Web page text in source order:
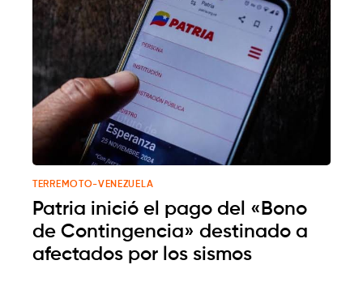
TERREMOTO-VENEZUELA
Patria inició el pago del «Bono
de Contingencia» destinado a
afectados por los sismos